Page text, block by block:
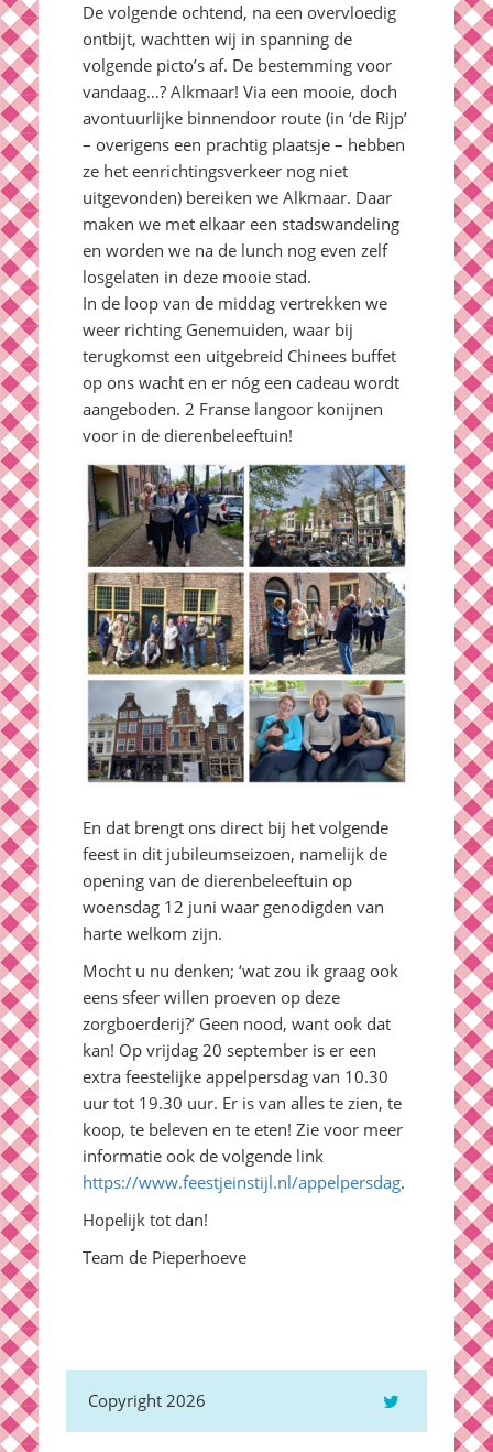
De volgende ochtend, na een overvloedig
ontbijt, wachtten wij in spanning de
volgende picto’s af. De bestemming voor
vandaag…? Alkmaar! Via een mooie, doch
avontuurlijke binnendoor route (in ‘de Rijp’
– overigens een prachtig plaatsje – hebben
ze het eenrichtingsverkeer nog niet
uitgevonden) bereiken we Alkmaar. Daar
maken we met elkaar een stadswandeling
en worden we na de lunch nog even zelf
losgelaten in deze mooie stad.
In de loop van de middag vertrekken we
weer richting Genemuiden, waar bij
terugkomst een uitgebreid Chinees buffet
op ons wacht en er nóg een cadeau wordt
aangeboden. 2 Franse langoor konijnen
voor in de dierenbeleeftuin!
En dat brengt ons direct bij het volgende
feest in dit jubileumseizoen, namelijk de
opening van de dierenbeleeftuin op
woensdag 12 juni waar genodigden van
harte welkom zijn.
Mocht u nu denken; ‘wat zou ik graag ook
eens sfeer willen proeven op deze
zorgboerderij?’ Geen nood, want ook dat
kan! Op vrijdag 20 september is er een
extra feestelijke appelpersdag van 10.30
uur tot 19.30 uur. Er is van alles te zien, te
koop, te beleven en te eten! Zie voor meer
informatie ook de volgende link
https://www.feestjeinstijl.nl/appelpersdag.
Hopelijk tot dan!
Team de Pieperhoeve
Copyright 2026